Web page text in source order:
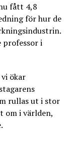
fått 4,8
för hur de
professor i
ökar
rullas ut i stor
om i världen,